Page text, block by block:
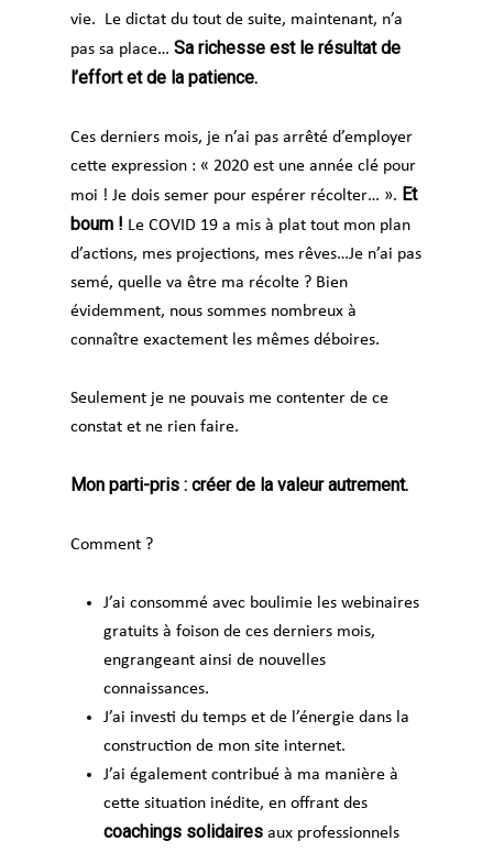
vie. Le dictat du tout de suite, maintenant, n’a
pas sa place… Sa richesse est le résultat de
l’effort et de la patience.
Ces derniers mois, je n’ai pas arrêté d’employer
cette expression : « 2020 est une année clé pour
moi ! Je dois semer pour espérer récolter… ». Et
boum ! Le COVID 19 a mis à plat tout mon plan
d’actions, mes projections, mes rêves…Je n’ai pas
semé, quelle va être ma récolte ? Bien
évidemment, nous sommes nombreux à
connaître exactement les mêmes déboires.
Seulement je ne pouvais me contenter de ce
constat et ne rien faire.
Mon parti-pris : créer de la valeur autrement.
Comment ?
J’ai consommé avec boulimie les webinaires
gratuits à foison de ces derniers mois,
engrangeant ainsi de nouvelles
connaissances.
J’ai investi du temps et de l’énergie dans la
construction de mon site internet.
J’ai également contribué à ma manière à
cette situation inédite, en offrant des
coachings solidaires aux professionnels